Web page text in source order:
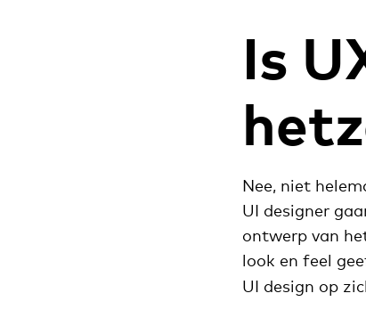
Is
Nee, niet
UI designer
ontwerp van
look en feel
UI design op